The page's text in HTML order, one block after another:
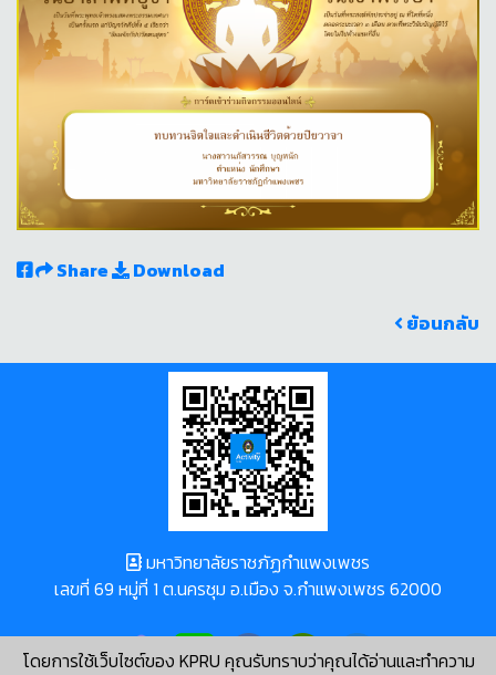
Share
Download
ย้อนกลับ
โดยการใช้เว็บไซต์ของ KPRU คุณรับทราบว่าคุณได้อ่านและทำความ
มหาวิทยาลัยราชภัฏกำแพงเพชร
เลขที่ 69 หมู่ที่ 1 ต.นครชุม อ.เมือง จ.กำแพงเพชร 62000